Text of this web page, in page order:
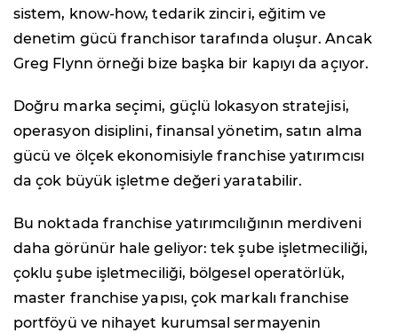
sistem, know-how, tedarik zinciri, eğitim ve
denetim gücü franchisor tarafında oluşur. Ancak
Greg Flynn örneği bize başka bir kapıyı da açıyor.
Doğru marka seçimi, güçlü lokasyon stratejisi,
operasyon disiplini, finansal yönetim, satın alma
gücü ve ölçek ekonomisiyle franchise yatırımcısı
da çok büyük işletme değeri yaratabilir.
Bu noktada franchise yatırımcılığının merdiveni
daha görünür hale geliyor: tek şube işletmeciliği,
çoklu şube işletmeciliği, bölgesel operatörlük,
master franchise yapısı, çok markalı franchise
portföyü ve nihayet kurumsal sermayenin